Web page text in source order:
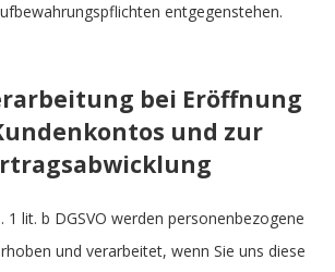
entgegenstehen.
bei Eröffnung
und zur
1 lit. b DGSVO werden personenbezogene
und verarbeitet, wenn Sie uns diese